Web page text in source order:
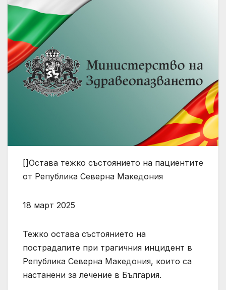
[]Остава тежко състоянието на пациентите
от Република Северна Македония
18 март 2025
Тежко остава състоянието на
пострадалите при трагичния инцидент в
Република Северна Македония, които са
настанени за лечение в България.